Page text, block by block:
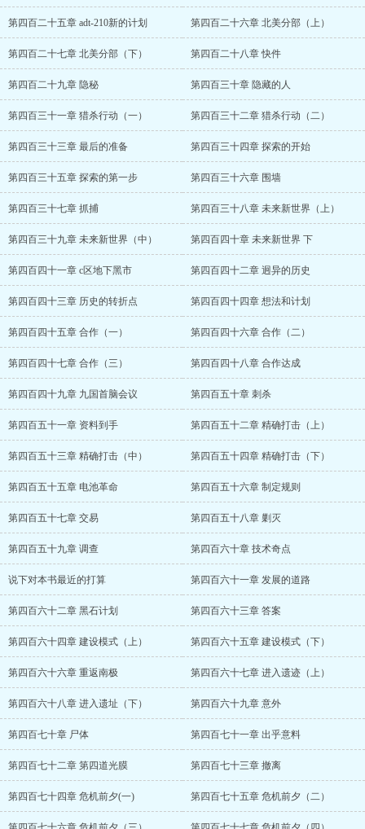
第四百二十五章 adt-210新的计划 第四百二十六章 北美分部（上）
第四百二十七章 北美分部（下） 第四百二十八章 快件
第四百二十九章 隐秘 第四百三十章 隐藏的人
第四百三十一章 猎杀行动（一） 第四百三十二章 猎杀行动（二）
第四百三十三章 最后的准备 第四百三十四章 探索的开始
第四百三十五章 探索的第一步 第四百三十六章 围墙
第四百三十七章 抓捕 第四百三十八章 未来新世界（上）
第四百三十九章 未来新世界（中） 第四百四十章 未来新世界 下
第四百四十一章 c区地下黑市 第四百四十二章 迥异的历史
第四百四十三章 历史的转折点 第四百四十四章 想法和计划
第四百四十五章 合作（一） 第四百四十六章 合作（二）
第四百四十七章 合作（三） 第四百四十八章 合作达成
第四百四十九章 九国首脑会议 第四百五十章 刺杀
第四百五十一章 资料到手 第四百五十二章 精确打击（上）
第四百五十三章 精确打击（中） 第四百五十四章 精确打击（下）
第四百五十五章 电池革命 第四百五十六章 制定规则
第四百五十七章 交易 第四百五十八章 剿灭
第四百五十九章 调查 第四百六十章 技术奇点
说下对本书最近的打算 第四百六十一章 发展的道路
第四百六十二章 黑石计划 第四百六十三章 答案
第四百六十四章 建设模式（上） 第四百六十五章 建设模式（下）
第四百六十六章 重返南极 第四百六十七章 进入遗迹（上）
第四百六十八章 进入遗址（下） 第四百六十九章 意外
第四百七十章 尸体 第四百七十一章 出乎意料
第四百七十二章 第四道光膜 第四百七十三章 撤离
第四百七十四章 危机前夕(一) 第四百七十五章 危机前夕（二）